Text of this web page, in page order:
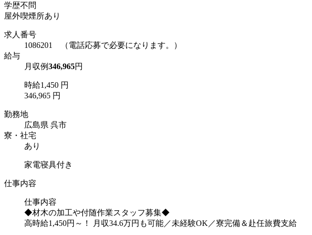
学歴不問
屋外喫煙所あり
求人番号
1086201 （電話応募で必要になります。）
給与
月収例346,965円
時給1,450 円
346,965 円
勤務地
広島県 呉市
寮・社宅
あり
家電寝具付き
仕事内容
仕事内容
◆材木の加工や付随作業スタッフ募集◆
高時給1,450円～！ 月収34.6万円も可能／未経験OK／寮完備＆赴任旅費支給